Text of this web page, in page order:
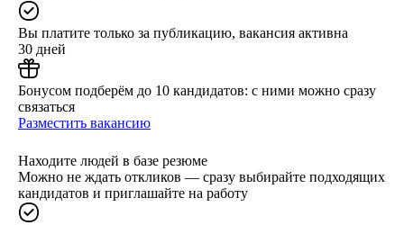
Вы платите только за публикацию, вакансия активна
30 дней
Бонусом подберём до 10 кандидатов: с ними можно сразу
связаться
Разместить вакансию
Находите людей в базе резюме
Можно не ждать откликов — сразу выбирайте подходящих
кандидатов и приглашайте на работу